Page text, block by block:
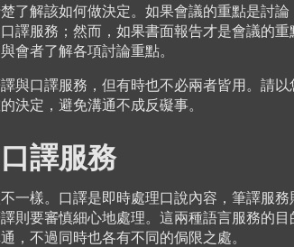
了解該如何做決定。如果會議的重點是討
譯服務；然而，如果書面報告才是會議的重
會者了解各項討論重點。
與口譯服務，但有時也不必兩者皆用。請
決定，避免溝通不成反礙事。
譯服務
一樣。口譯是即時處理口說內容，筆譯服務
則要審慎細心地處理。這兩種語言服務的目
，不過同時也各有不同的侷限之處。